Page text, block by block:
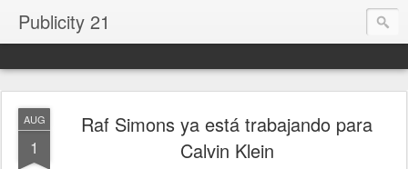
Publicity 21
AUG
1
Raf Simons ya está trabajando para
Calvin Klein